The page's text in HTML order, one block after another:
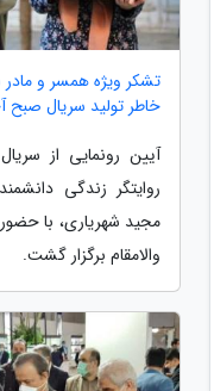
تشکر ویژه همسر و
خاطر تولید سریال صبح
آیین رونمایی از
روایتگر زندگی
مجید شهریاری، با
والامقام برگزار گشت.